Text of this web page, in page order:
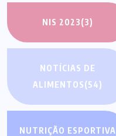
NIS 2023(3)
NOTÍCIAS DE
ALIMENTOS(54)
NUTRIÇÃO ESPORTIVA